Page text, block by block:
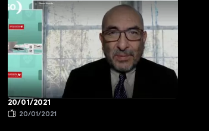
20/01/2021
20/01/2021